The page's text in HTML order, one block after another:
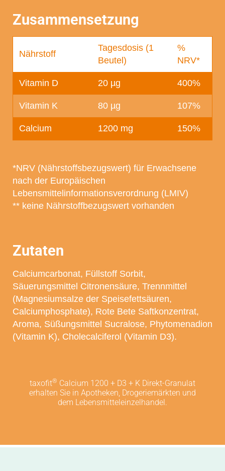
Zusammensetzung
Nährstoff
Tagesdosis (1
Beutel)
%
NRV*
Vitamin D 20 µg 400%
Vitamin K 80 µg 107%
Calcium 1200 mg 150%
*NRV (Nährstoffsbezugswert) für Erwachsene
nach der Europäischen
Lebensmittelinformationsverordnung (LMIV)
** keine Nährstoffbezugswert vorhanden
Zutaten
Calciumcarbonat, Füllstoff Sorbit,
Säuerungsmittel Citronensäure, Trennmittel
(Magnesiumsalze der Speisefettsäuren,
Calciumphosphate), Rote Bete Saftkonzentrat,
Aroma, Süßungsmittel Sucralose, Phytomenadion
(Vitamin K), Cholecalciferol (Vitamin D3).
taxofit® Calcium 1200 + D3 + K Direkt-Granulat
erhalten Sie in Apotheken, Drogeriemärkten und
dem Lebensmitteleinzelhandel.